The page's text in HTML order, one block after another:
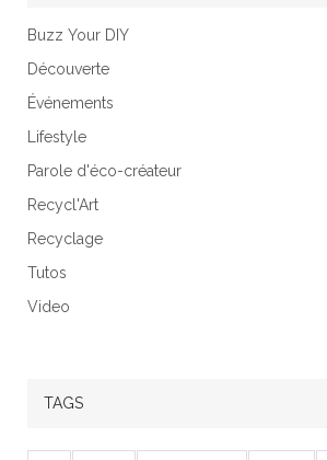
Buzz Your DIY
Découverte
Événements
Lifestyle
Parole d'éco-créateur
Recycl'Art
Recyclage
Tutos
Video
TAGS